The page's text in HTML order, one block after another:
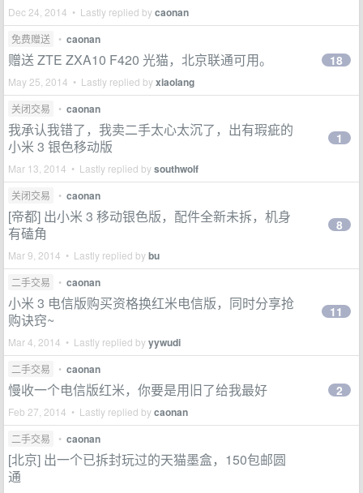
Dec 24, 2014 • Lastly replied bycaonan
免费赠送 • caonan
赠送 ZTE ZXA10 F420 光猫，北京联通可用。
May 25, 2014 • Lastly replied byxiaolang
18
关闭交易 • caonan
我承认我错了，我卖二手太心太沉了，出有瑕疵的
小米 3 银色移动版
Mar 13, 2014 • Lastly replied bysouthwolf
1
关闭交易 • caonan
[帝都] 出小米 3 移动银色版，配件全新未拆，机身
有磕角
Mar 9, 2014 • Lastly replied bybu
8
二手交易 • caonan
小米 3 电信版购买资格换红米电信版，同时分享抢
购诀窍~
Mar 4, 2014 • Lastly replied byyywudi
11
二手交易 • caonan
慢收一个电信版红米，你要是用旧了给我最好
Feb 27, 2014 • Lastly replied bycaonan
2
二手交易 • caonan
[北京] 出一个已拆封玩过的天猫墨盒，150包邮圆
通